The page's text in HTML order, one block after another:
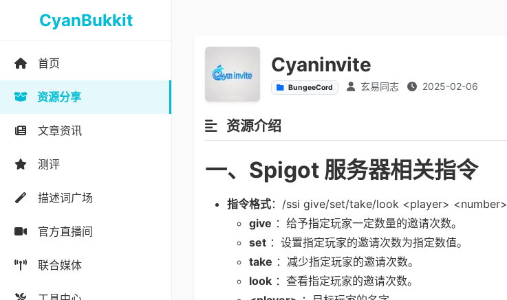
CyanBukkit
首页
资源分享
文章资讯
测评
描述词广场
官方直播间
联合媒体
Cyaninvite
BungeeCord 玄易同志 2025-02-06
资源介绍
一、Spigot 服务器相关指令
指令格式：/ssi give/set/take/look <player> <number>
give ：给予指定玩家一定数量的邀请次数。
set ：设置指定玩家的邀请次数为指定数值。
take ：减少指定玩家的邀请次数。
look ：查看指定玩家的邀请次数。